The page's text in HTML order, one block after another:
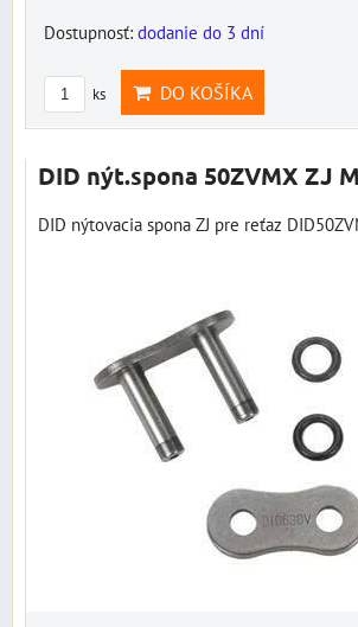
Dostupnosť: dodanie do 3 dní
ks DO KOŠÍKA
DID nýt.spona 50ZVMX ZJ
DID nýtovacia spona ZJ pre reťaz